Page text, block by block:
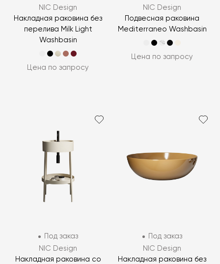
NIC Design
Накладная раковина без
перелива Milk Light
Washbasin
Цена по запросу
NIC Design
Подвесная раковина
Mediterraneo Washbasin
Цена по запросу
Под заказ
NIC Design
Накладная раковина со
Под заказ
NIC Design
Накладная раковина без